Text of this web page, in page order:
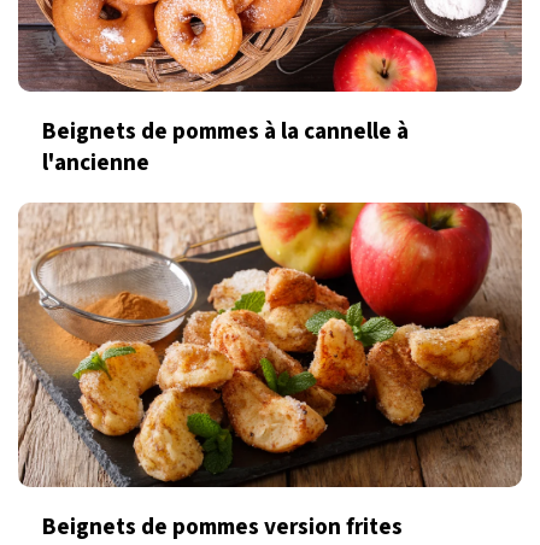
Beignets de pommes à la cannelle à
l'ancienne
Beignets de pommes version frites